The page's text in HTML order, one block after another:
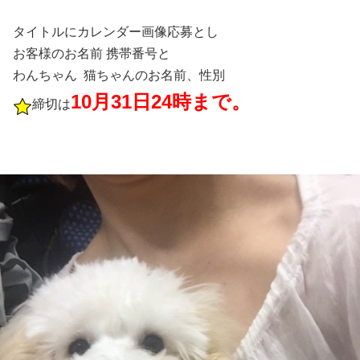
タイトルにカレンダー画像応募とし
お客様のお名前 携帯番号と
わんちゃん 猫ちゃんのお名前、性別
締切は10月31日24時まで。